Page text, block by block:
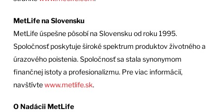
MetLife na Slovensku
MetLife úspešne pôsobí na Slovensku od roku 1995.
Spoločnosť poskytuje široké spektrum produktov životného a
úrazového poistenia. Spoločnosť sa stala synonymom
finančnej istoty a profesionalizmu. Pre viac informácií,
navštívtewww.metlife.sk.
O Nadácii MetLife